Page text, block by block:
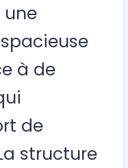
une
à de
de
structure